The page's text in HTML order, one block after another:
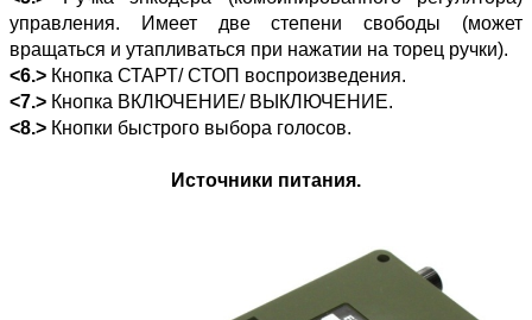
управления. Имеет две степени свободы (может
вращаться и утапливаться при нажатии на торец ручки).
<6.> Кнопка СТАРТ/ СТОП воспроизведения.
<7.> Кнопка ВКЛЮЧЕНИЕ/ ВЫКЛЮЧЕНИЕ.
<8.> Кнопки быстрого выбора голосов.
Источники питания.